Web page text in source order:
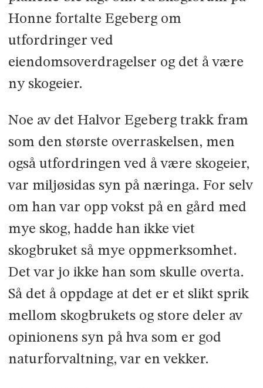
Honne fortalte Egeberg om
utfordringer ved
eiendomsoverdragelser og det å være
ny skogeier.
Noe av det Halvor Egeberg trakk fram
som den største overraskelsen, men
også utford­ringen ved å være skogeier,
var miljøsidas syn på næringa. For selv
om han var opp­ vokst på en gård med
mye skog, hadde han ikke viet
skogbruket så mye oppmerksom­het.
Det var jo ikke han som skulle overta.
Så det å oppdage at det er et slikt sprik
mel­lom skogbrukets og store deler av
opinion­ens syn på hva som er god
naturforvaltning, var en vekker.